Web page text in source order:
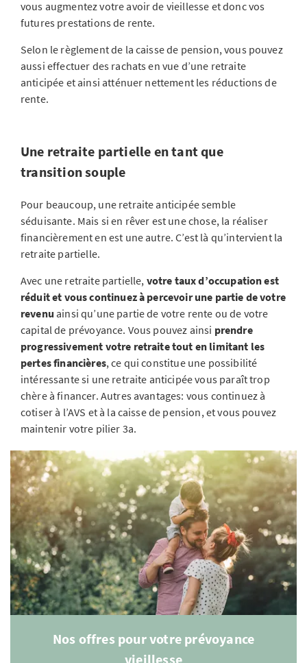
vous augmentez votre avoir de vieillesse et donc vos
futures prestations de rente.
Selon le règlement de la caisse de pension, vous pouvez
aussi effectuer des rachats en vue d’une retraite
anticipée et ainsi atténuer nettement les réductions de
rente.
Une retraite partielle en tant que
transition souple
Pour beaucoup, une retraite anticipée semble
séduisante. Mais si en rêver est une chose, la réaliser
financièrement en est une autre. C’est là qu’intervient la
retraite partielle.
Avec une retraite partielle, votre taux d’occupation est
réduit et vous continuez à percevoir une partie de votre
revenu ainsi qu’une partie de votre rente ou de votre
capital de prévoyance. Vous pouvez ainsi prendre
progressivement votre retraite tout en limitant les
pertes financières, ce qui constitue une possibilité
intéressante si une retraite anticipée vous paraît trop
chère à financer. Autres avantages: vous continuez à
cotiser à l’AVS et à la caisse de pension, et vous pouvez
maintenir votre pilier 3a.
Nos offres pour votre prévoyance
vieillesse